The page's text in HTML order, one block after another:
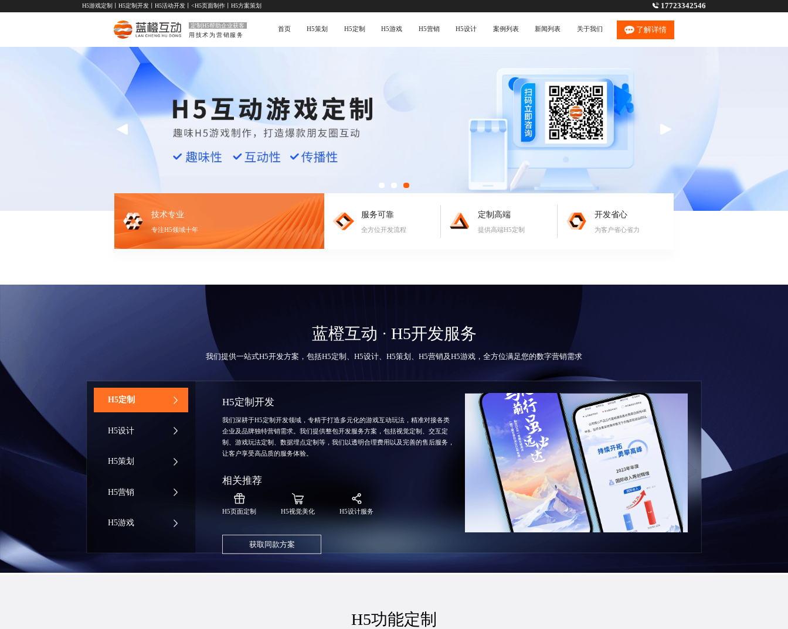
H5游戏定制 H5定制开发 H5活动开发 丨<H5页面制作 H5方案策划 17723342546
定制H5帮助企业获客
用技术为营销服务
首页 H5策划 H5定制 H5游戏 H5营销 H5设计 案例列表 新闻列表 关于我们 了解详情
技术专业
专注H5领域十年
服务可靠
全方位开发流程
定制高端
提供高端H5定制
开发省心
为客户省心省力
蓝橙互动 · H5开发服务
我们提供一站式H5开发方案，包括H5定制 、H5设计、H5策划、H5营销及H5游戏，全方位满足您的数字营销需求
‌H5定制
H5设计
H5策划
H5营销
H5游戏
H5定制开发
我们深耕于H5定制开发领域，专精于打造多元化的游戏互动玩法，精准对接各类
企业及品牌独特营销需求。我们提供整包开发服务方案，包括视觉定制、交互定
制、游戏玩法定制、数据埋点定制等，我们以透明合理费用以及完善的售后服务，
让客户享受高品质的服务体验。
相关推荐
H5页面定制 H5视觉美化 H5设计服务
获取同款方案
H5功能定制